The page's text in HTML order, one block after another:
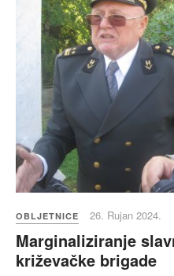
OBLJETNICE 26. Rujan 2024.
Marginaliziranje
križevačke brigade